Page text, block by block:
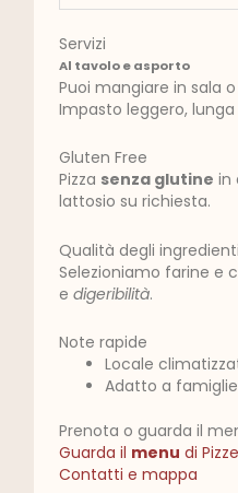
Servizi
Al tavolo e asporto
Puoi mangiare in sala
Impasto leggero,
Gluten Free
Pizza senza glutine in
lattosio su richiesta.
Qualità degli ingredienti
Selezioniamo farine e
e digeribilità.
Note rapide
Locale
Adatto a
Prenota o guarda il
Guarda il menu di
Contatti e mappa